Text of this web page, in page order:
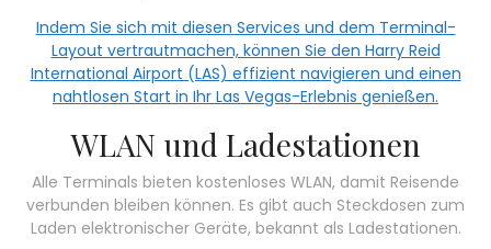
Indem Sie sich mit diesen Services und dem Terminal-
Layout vertrautmachen, können Sie den Harry Reid
International Airport (LAS) effizient navigieren und einen
nahtlosen Start in Ihr Las Vegas-Erlebnis genießen.
WLAN und Ladestationen
Alle Terminals bieten kostenloses WLAN, damit Reisende
verbunden bleiben können. Es gibt auch Steckdosen zum
Laden elektronischer Geräte, bekannt als Ladestationen.